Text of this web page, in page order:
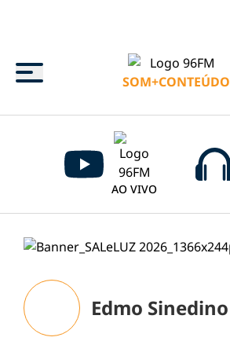
Menu
SOM+CONTEÚDO
AO VIVO
Edmo Sinedino